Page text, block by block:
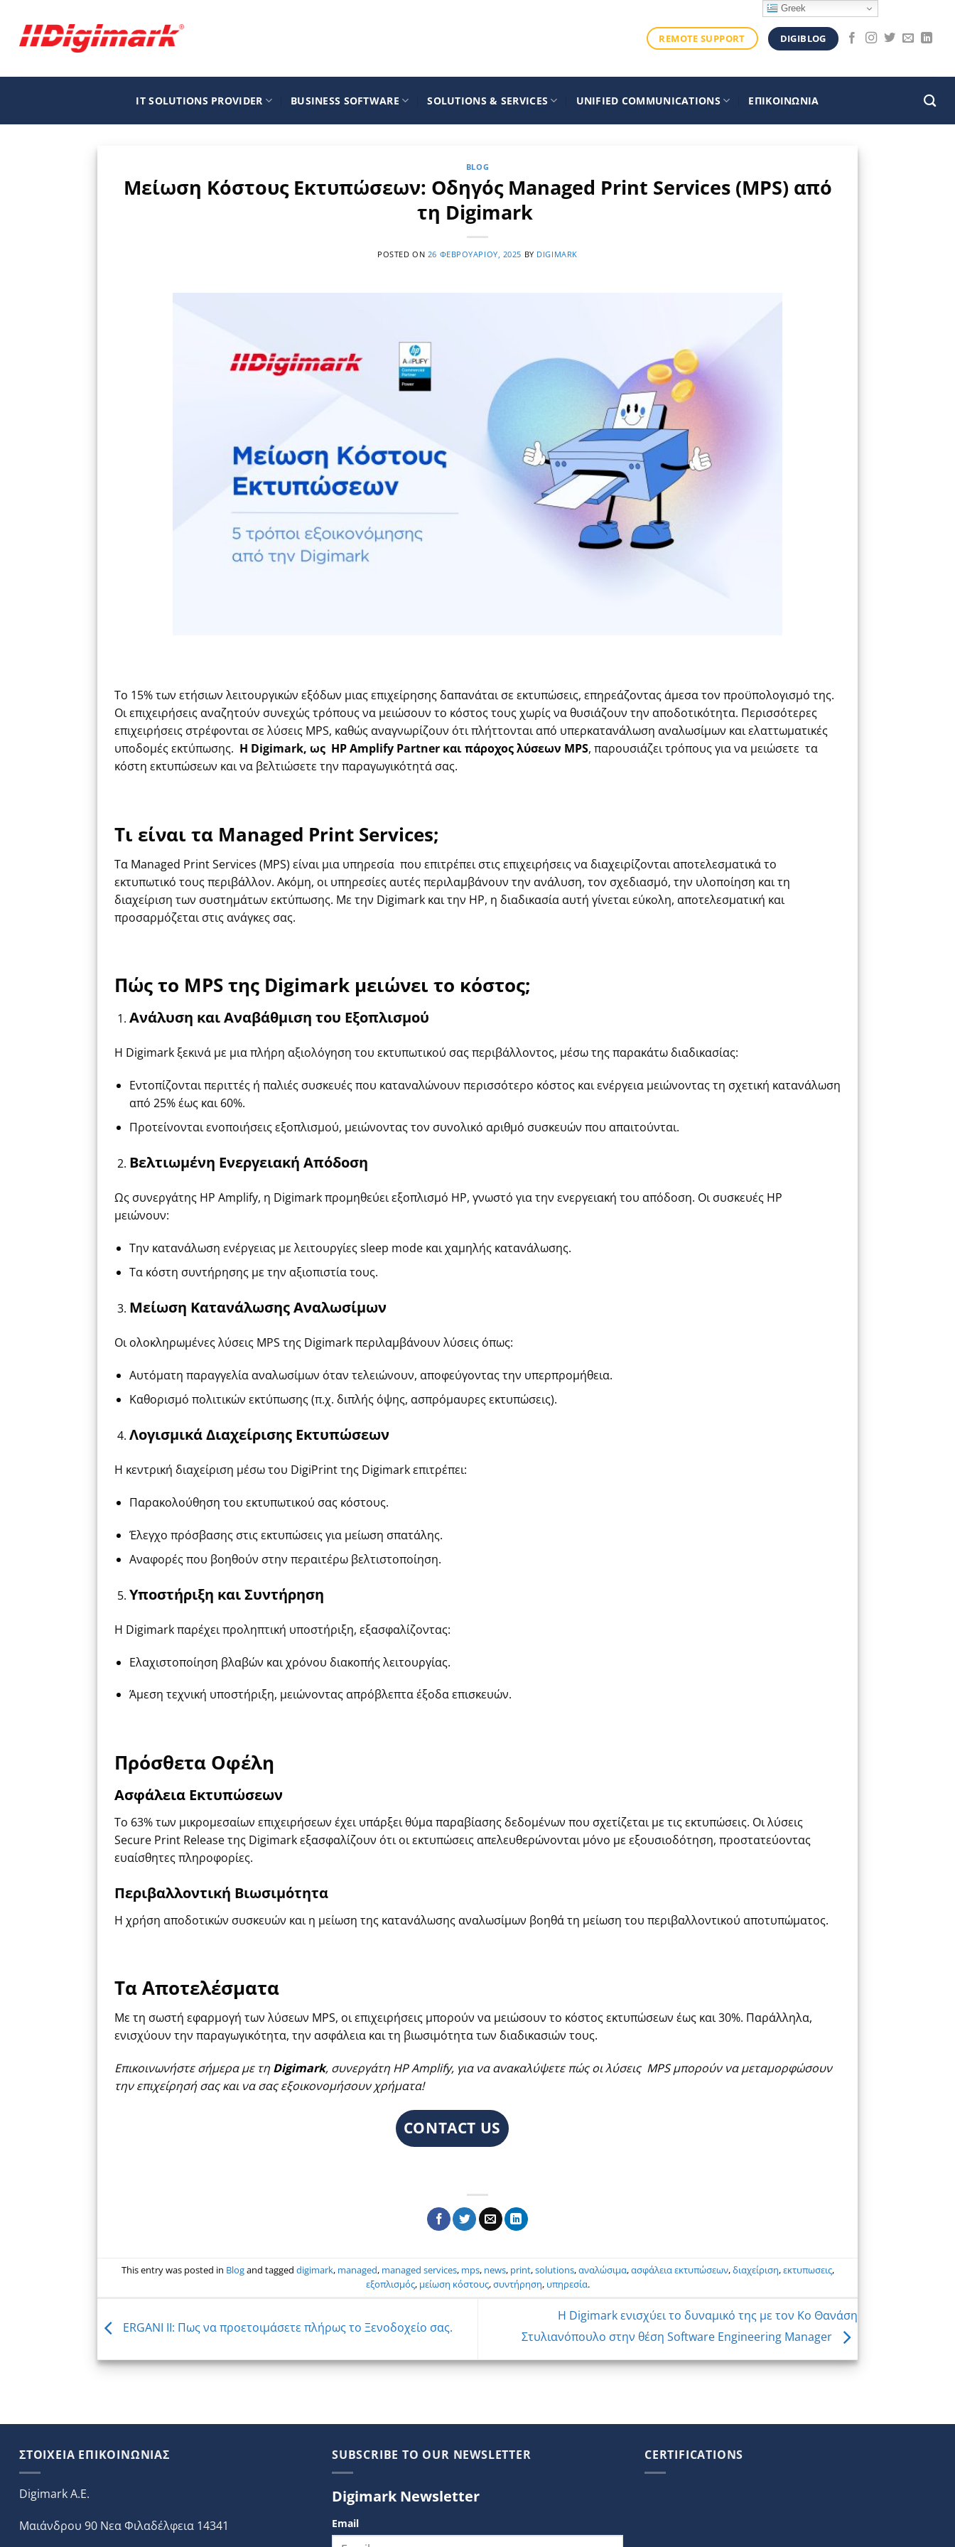
περιεχόμενο
REMOTE SUPPORT DIGIBLOG
IT SOLUTIONS PROVIDER BUSINESS SOFTWARE SOLUTIONS & SERVICES UNIFIED COMMUNICATIONS ΕΠΙΚΟΙΝΩΝΙΑ
BLOG
Μείωση Κόστους Εκτυπώσεων: Οδηγός Managed Print Services (MPS) από
τη Digimark
POSTED ON 26 ΦΕΒΡΟΥΑΡΊΟΥ, 2025 BY DIGIMARK
Το 15% των ετήσιων λειτουργικών εξόδων μιας επιχείρησης δαπανάται σε εκτυπώσεις, επηρεάζοντας άμεσα τον προϋπολογισμό της.
Οι επιχειρήσεις αναζητούν συνεχώς τρόπους να μειώσουν το κόστος τους χωρίς να θυσιάζουν την αποδοτικότητα. Περισσότερες
επιχειρήσεις στρέφονται σε λύσεις MPS, καθώς αναγνωρίζουν ότι πλήττονται από υπερκατανάλωση αναλωσίμων και ελαττωματικές
υποδομές εκτύπωσης. Η Digimark, ως HPAmplify Partner καιπάροχος λύσεων MPS, παρουσιάζειτρόπουςγια να μειώσετε τα
κόστη εκτυπώσεων και να βελτιώσετε την παραγωγικότητά σας.
Τι είναι τα Managed Print Services;
Τα Managed Print Services (MPS) είναι μια υπηρεσία που επιτρέπει στις επιχειρήσεις να διαχειρίζονται αποτελεσματικά το
εκτυπωτικό τους περιβάλλον. Ακόμη, οι υπηρεσίες αυτές περιλαμβάνουν την ανάλυση, τον σχεδιασμό, την υλοποίηση και τη
διαχείριση των συστημάτων εκτύπωσης. Με την Digimark και την HP, η διαδικασία αυτή γίνεται εύκολη, αποτελεσματική και
προσαρμόζεταιστις ανάγκες σας.
Πώς το MPS της Digimark μειώνει το κόστος;
Ανάλυση και Αναβάθμιση του Εξοπλισμού
Η Digimark ξεκινά με μια πλήρη αξιολόγηση του εκτυπωτικού σας περιβάλλοντος, μέσωτηςπαρακάτω διαδικασίας:
Εντοπίζονται περιττές ή παλιές συσκευές που καταναλώνουν περισσότερο κόστος και ενέργεια μειώνοντας τη σχετική κατανάλωση
από 25% έως και 60%.
Προτείνονται ενοποιήσεις εξοπλισμού, μειώνοντας τον συνολικό αριθμό συσκευών που απαιτούνται.
Βελτιωμένη Ενεργειακή Απόδοση
Ως συνεργάτης HP Amplify, η Digimark προμηθεύει εξοπλισμό HP, γνωστό για την ενεργειακή του απόδοση. Οι συσκευές HP
μειώνουν:
Την κατανάλωση ενέργειας με λειτουργίες sleep mode και χαμηλής κατανάλωσης.
Τα κόστη συντήρησης με την αξιοπιστία τους.
Μείωση Κατανάλωσης Αναλωσίμων
Οιολοκληρωμένες λύσεις MPS της Digimark περιλαμβάνουν λύσεις όπως:
Αυτόματη παραγγελία αναλωσίμων όταν τελειώνουν, αποφεύγοντας την υπερπρομήθεια.
Καθορισμό πολιτικών εκτύπωσης (π.χ. διπλής όψης, ασπρόμαυρες εκτυπώσεις).
Λογισμικά Διαχείρισης Εκτυπώσεων
Η κεντρική διαχείριση μέσω του DigiPrintτης Digimarkεπιτρέπει:
Παρακολούθηση του εκτυπωτικού σας κόστους.
Έλεγχο πρόσβασης στις εκτυπώσεις για μείωση σπατάλης.
Αναφορές που βοηθούν στην περαιτέρω βελτιστοποίηση.
Υποστήριξη και Συντήρηση
Η Digimark παρέχει προληπτική υποστήριξη, εξασφαλίζοντας:
Ελαχιστοποίηση βλαβών και χρόνου διακοπής λειτουργίας.
Άμεση τεχνική υποστήριξη, μειώνοντας απρόβλεπτα έξοδα επισκευών.
Πρόσθετα Οφέλη
Ασφάλεια Εκτυπώσεων
Το 63% των μικρομεσαίων επιχειρήσεων έχει υπάρξει θύμα παραβίασης δεδομένων που σχετίζεται με τις εκτυπώσεις. Οι λύσεις
Secure Print Release της Digimarkεξασφαλίζουν ότι οι εκτυπώσεις απελευθερώνονται μόνο με εξουσιοδότηση, προστατεύοντας
ευαίσθητες πληροφορίες.
Περιβαλλοντική Βιωσιμότητα
Η χρήση αποδοτικών συσκευών και η μείωση της κατανάλωσης αναλωσίμων βοηθά τη μείωση του περιβαλλοντικού αποτυπώματος.
Τα Αποτελέσματα
Με τη σωστή εφαρμογή των λύσεων MPS, οι επιχειρήσεις μπορούν να μειώσουν το κόστος εκτυπώσεων έως και 30%. Παράλληλα,
ενισχύουν την παραγωγικότητα, την ασφάλεια και τη βιωσιμότητα των διαδικασιών τους.
Επικοινωνήστε σήμερα με τη Digimark, συνεργάτη HP Amplify, για να ανακαλύψετε πώς οι λύσεις MPS μπορούν να μεταμορφώσουν
την επιχείρησή σας και να σας εξοικονομήσουν χρήματα!
CONTACT US
This entry was posted in Blogand tagged digimark, managed, managed services, mps, news, print,solutions,αναλώσιμα,ασφάλεια εκτυπώσεων,διαχείριση,εκτυπωσεις,
εξοπλισμός, μείωση κόστους,συντήρηση, υπηρεσία.
ERGANI II: Πως να προετοιμάσετε πλήρως το Ξενοδοχείο σας.
Η Digimark ενισχύει το δυναμικό της με τον Κο Θανάση
Στυλιανόπουλο στην θέση Software Engineering Manager
ΣΤΟΙΧΕΙΑ ΕΠΙΚΟΙΝΩΝΙΑΣ
Digimark A.E.
Μαιάνδρου 90 Νεα Φιλαδέλφεια 14341
SUBSCRIBE TO OUR NEWSLETTER
Digimark Newsletter
Email
CERTIFICATIONS
Greek